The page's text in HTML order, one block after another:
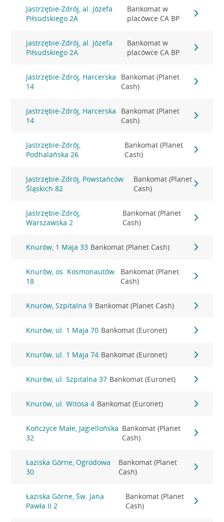
Jastrzębie-Zdrój, al. Józefa
Piłsudskiego 2A
Bankomat w
placówce CA BP
Jastrzębie-Zdrój, al. Józefa
Piłsudskiego 2A
Bankomat w
placówce CA BP
Jastrzębie-Zdrój, Harcerska
14
Bankomat (Planet
Cash)
Jastrzębie-Zdrój, Harcerska
14
Bankomat (Planet
Cash)
Jastrzębie-Zdrój,
Podhalańska 26
Bankomat (Planet
Cash)
Jastrzębie-Zdrój, Powstańców
Śląskich 82
Bankomat (Planet
Cash)
Jastrzębie-Zdrój,
Warszawska 2
Bankomat (Planet
Cash)
Knurów, 1 Maja 33 Bankomat (Planet Cash)
Knurów, os. Kosmonautów
18
Bankomat (Planet
Cash)
Knurów, Szpitalna 9 Bankomat (Planet Cash)
Knurów, ul. 1 Maja 70 Bankomat (Euronet)
Knurów, ul. 1 Maja 74 Bankomat (Euronet)
Knurów, ul. Szpitalna 37 Bankomat (Euronet)
Knurów, ul. Witosa 4 Bankomat (Euronet)
Kończyce Małe, Jagiellońska
32
Bankomat (Planet
Cash)
Łaziska Górne, Ogrodowa
30
Bankomat (Planet
Cash)
Łaziska Górne, Św. Jana
Pawła II 2
Bankomat (Planet
Cash)